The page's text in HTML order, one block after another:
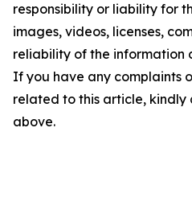
responsibility or liability for
images, videos, licenses,
reliability of the information
If you have any complaints
related to this article,
above.